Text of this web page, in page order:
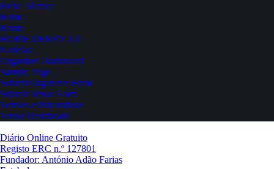
Ficha Técnica
Home
Home
HOME DERBY 2.0
Notícias
Organizer Dashboard
Sample Page
Submit Organizer Form
Submit Venue Form
Termos e Privacidade
Venue Dashboard
Diário Online Gratuito
Registo ERC n.º 127801
Fundador: António Adão Farias